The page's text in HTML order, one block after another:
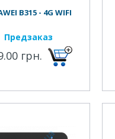
B315 - 4G WIFI
Предзаказ
грн.